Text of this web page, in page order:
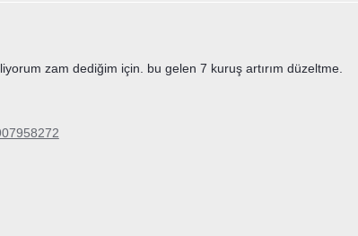
zam dediğim için. bu gelen 7 kuruş artırım düzeltme.